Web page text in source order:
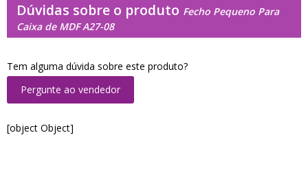
Dúvidas sobre o produto Fecho Pequeno Para
Caixa de MDF A27-08
Tem alguma dúvida sobre este produto?
Pergunte ao vendedor
[object Object]